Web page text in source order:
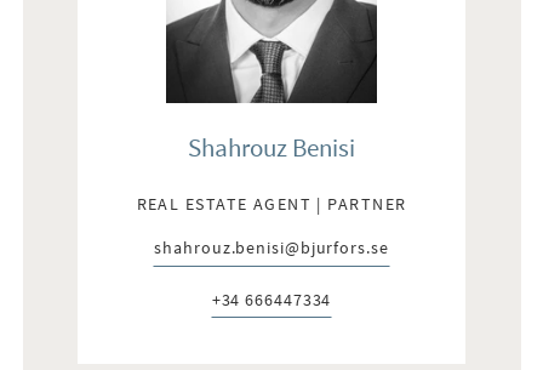
Shahrouz Benisi
REAL ESTATE AGENT | PARTNER
E-post:
shahrouz.benisi@bjurfors.se
Telefon:
+34 666447334